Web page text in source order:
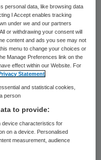
de afgelopen
om
en tegen
effect gehad,
als de
119.000
of
personal data, like browsing data
I Accept enables tracking
under we and our partners
or withdrawing your consent will
content and ads you see may not
menu to change your choices or
Manage Preferences link on the
effect within our Website. For
Statement
and statistical cookies,
person
to provide:
device characteristics for
on a device. Personalised
measurement, audience